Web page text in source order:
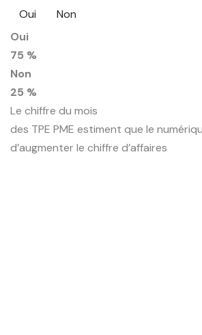
Oui
Non
Oui
75 %
Non
25 %
Le chiffre du mois
des TPE PME estiment que le
d’augmenter le chiffre d’affaires